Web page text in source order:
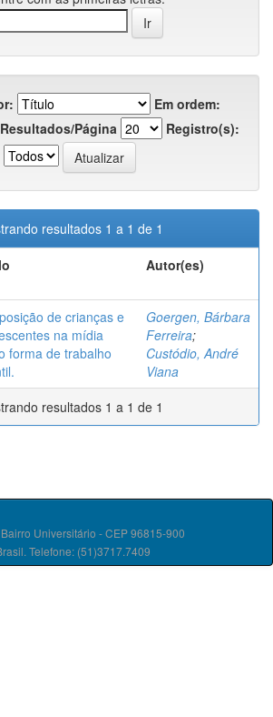
Em ordem:
Resultados/Página
Registro(s):
resultados 1 a 1 de 1
Autor(es)
de crianças e
na mídia
forma de trabalho
Goergen, Bárbara
Ferreira;
Custódio, André
Viana
resultados 1 a 1 de 1
Universitário - CEP 96815-900
Telefone: (51)3717.7409